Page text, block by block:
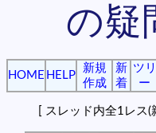
の疑
HOME HELP
新規
作成
新
着
ツリ
ー
[ スレッド内全1レ